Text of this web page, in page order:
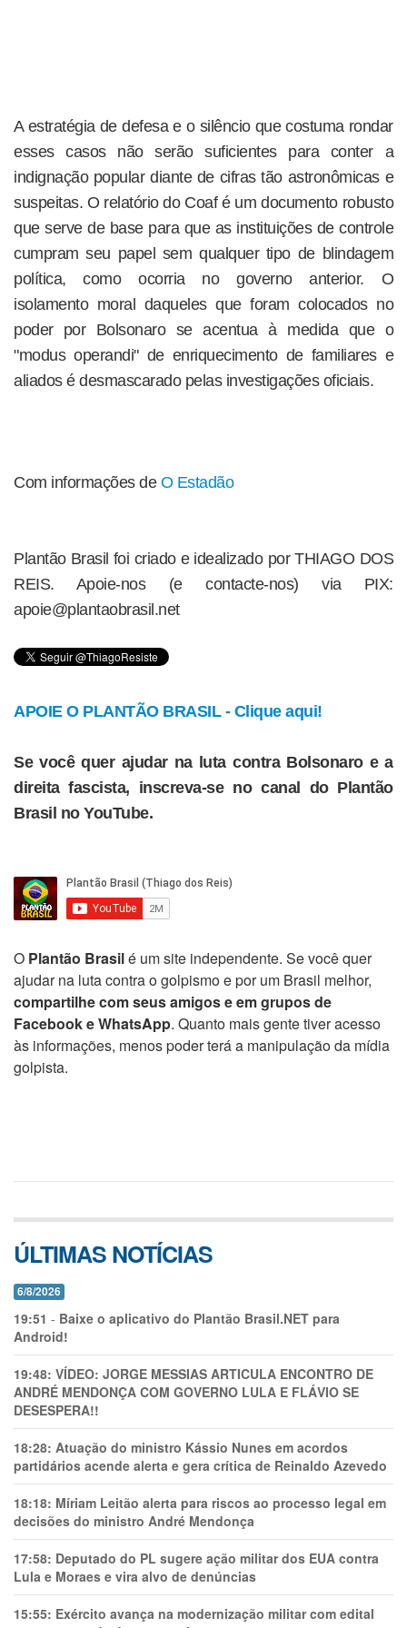
A estratégia de defesa e o silêncio que costuma rondar
esses casos não serão suficientes para conter a
indignação popular diante de cifras tão astronômicas e
suspeitas. O relatório do Coaf é um documento robusto
que serve de base para que as instituições de controle
cumpram seu papel sem qualquer tipo de blindagem
política, como ocorria no governo anterior. O
isolamento moral daqueles que foram colocados no
poder por Bolsonaro se acentua à medida que o
"modus operandi" de enriquecimento de familiares e
aliados é desmascarado pelas investigações oficiais.
Com informações de O Estadão
Plantão Brasil foi criado e idealizado por THIAGO DOS
REIS. Apoie-nos (e contacte-nos) via PIX:
apoie@plantaobrasil.net
APOIE O PLANTÃO BRASIL - Clique aqui!
Se você quer ajudar na luta contra Bolsonaro e a
direita fascista, inscreva-se no canal do Plantão
Brasil no YouTube.
O Plantão Brasilé um site independente. Se você quer
ajudar na luta contra o golpismo e por um Brasil melhor,
compartilhe com seus amigos e em grupos de
Facebook e WhatsApp. Quanto mais gente tiver acesso
às informações, menos poder terá a manipulação da mídia
golpista.
ÚLTIMAS NOTÍCIAS
6/8/2026
19:51 - Baixe o aplicativo do Plantão Brasil.NET para
Android!
19:48: VÍDEO: JORGE MESSIAS ARTICULA ENCONTRO DE
ANDRÉ MENDONÇA COM GOVERNO LULA E FLÁVIO SE
DESESPERA!!
18:28: Atuação do ministro Kássio Nunes em acordos
partidários acende alerta e gera crítica de Reinaldo Azevedo
18:18: Míriam Leitão alerta para riscos ao processo legal em
decisões do ministro André Mendonça
17:58: Deputado do PL sugere ação militar dos EUA contra
Lula e Moraes e vira alvo de denúncias
15:55: Exército avança na modernização militar com edital